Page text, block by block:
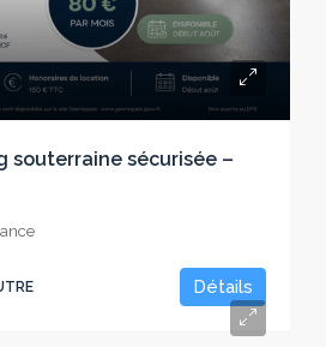
souterraine sécurisée –
Détails